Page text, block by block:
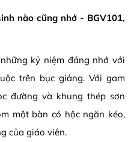
nào cũng nhớ - BGV101,
kỷ niệm đáng nhớ với
trên bục giảng. Với gam
đường và khung thép sơn
một bàn có hộc ngăn kéo,
của giáo viên.